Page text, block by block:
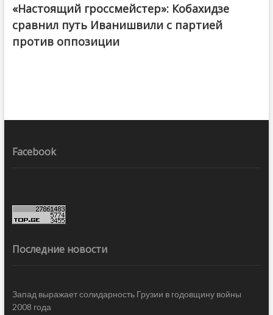
@ქართული ოცნება / Georgian Dream
«Настоящий гроссмейстер»: Кобахидзе
сравнил путь Иванишвили с партией
против оппозиции
Facebook
Последние новости
Запад выражает солидарность Грузии в годовщину войны
2008 года